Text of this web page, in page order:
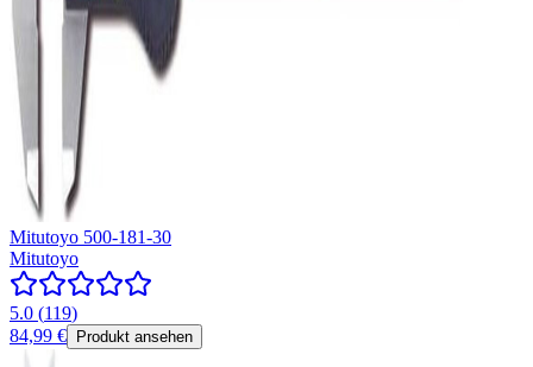
Mitutoyo 500-181-30
Mitutoyo
5.0 (119)
84,99 €
Produkt ansehen